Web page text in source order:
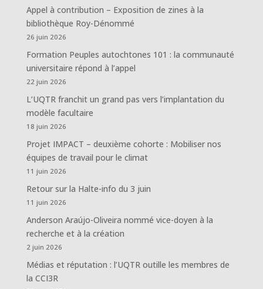
Appel à contribution – Exposition de zines à la
bibliothèque Roy-Dénommé
26 juin 2026
Formation Peuples autochtones 101 : la communauté
universitaire répond à l’appel
22 juin 2026
L’UQTR franchit un grand pas vers l’implantation du
modèle facultaire
18 juin 2026
Projet IMPACT – deuxième cohorte : Mobiliser nos
équipes de travail pour le climat
11 juin 2026
Retour sur la Halte-info du 3 juin
11 juin 2026
Anderson Araújo-Oliveira nommé vice-doyen à la
recherche et à la création
2 juin 2026
Médias et réputation : l’UQTR outille les membres de
la CCI3R